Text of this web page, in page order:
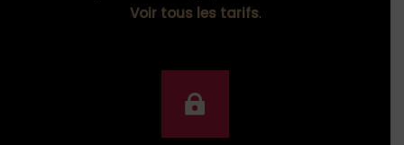
Voir tous les tarifs.